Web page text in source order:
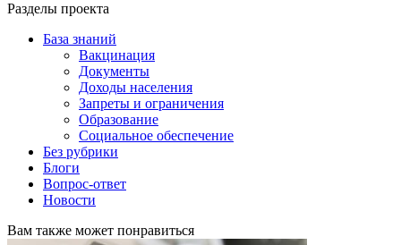
Разделы проекта
База знаний
Вакцинация
Документы
Доходы населения
Запреты и ограничения
Образование
Социальное обеспечение
Без рубрики
Блоги
Вопрос-ответ
Новости
Вам также может понравиться